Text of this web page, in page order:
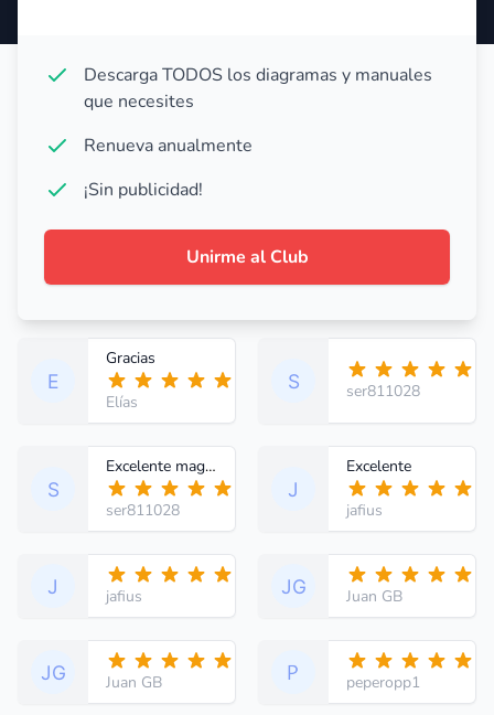
Descarga TODOS los diagramas y manuales
que necesites
Renueva anualmente
¡Sin publicidad!
Unirme al Club
Gracias
Elías
ser811028
Excelente magnífico
ser811028
Excelente
jafius
jafius Juan GB
Juan GB peperopp1